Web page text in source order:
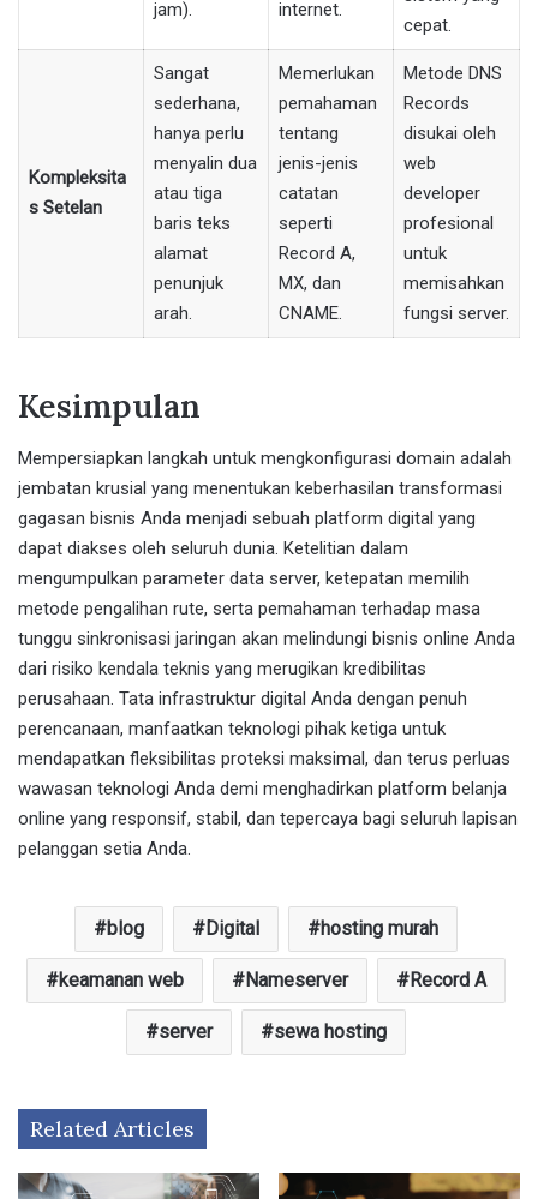
jam). internet.
cepat.
Kompleksita
s Setelan
Sangat
sederhana,
hanya perlu
menyalin dua
atau tiga
baris teks
alamat
penunjuk
arah.
Memerlukan
pemahaman
tentang
jenis-jenis
catatan
seperti
Record A,
MX, dan
CNAME.
Metode DNS
Records
disukai oleh
web
developer
profesional
untuk
memisahkan
fungsi server.
Kesimpulan
Mempersiapkan langkah untuk mengkonfigurasi domain adalah
jembatan krusial yang menentukan keberhasilan transformasi
gagasan bisnis Anda menjadi sebuah platform digital yang
dapat diakses oleh seluruh dunia. Ketelitian dalam
mengumpulkan parameter data server, ketepatan memilih
metode pengalihan rute, serta pemahaman terhadap masa
tunggu sinkronisasi jaringan akan melindungi bisnis online Anda
dari risiko kendala teknis yang merugikan kredibilitas
perusahaan. Tata infrastruktur digital Anda dengan penuh
perencanaan, manfaatkan teknologi pihak ketiga untuk
mendapatkan fleksibilitas proteksi maksimal, dan terus perluas
wawasan teknologi Anda demi menghadirkan platform belanja
online yang responsif, stabil, dan tepercaya bagi seluruh lapisan
pelanggan setia Anda.
blog Digital hosting murah
keamanan web Nameserver Record A
server sewa hosting
Related Articles